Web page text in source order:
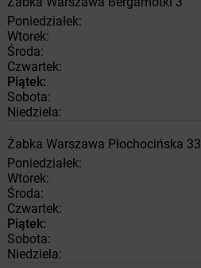
Poniedziałek:
Wtorek:
Środa:
Czwartek:
Piątek:
Sobota:
Niedziela:
Żabka Warszawa Płochocińska 33
Poniedziałek:
Wtorek:
Środa:
Czwartek:
Piątek:
Sobota:
Niedziela: